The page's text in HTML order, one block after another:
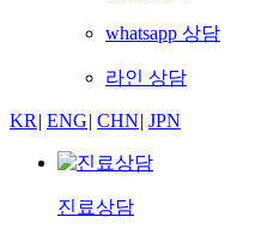
whatsapp 상담
라인 상담
KR | ENG| CHN| JPN
진료상담